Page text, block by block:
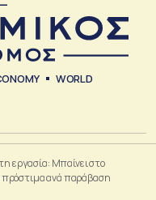
WORLD
εργασία: Μπαίνει στο
πρόστιμα ανά παράβαση